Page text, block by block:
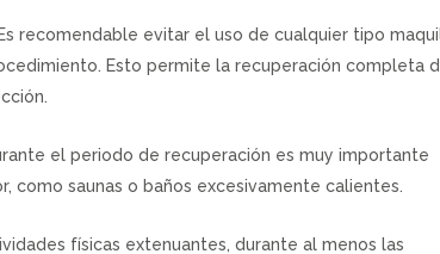
Es recomendable evitar el uso de cualquier tipo
Esto permite la recuperación completa
el periodo de recuperación es muy importante
como saunas o baños excesivamente calientes.
físicas extenuantes, durante al menos las